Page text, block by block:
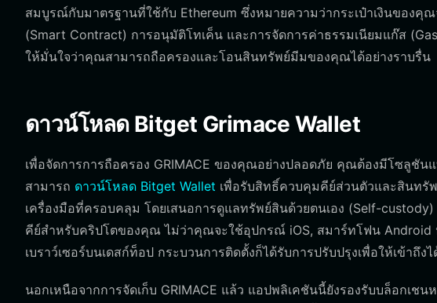
สมบูรณ์กับมาตรฐานที่ใช้กับ Ethereum ซึ่งหมายความว่ากระเป๋าเงินของ
(Smart Contract) การอนุมัติโทเค็น และการจัดการค่าธรรมเนียมแก๊ส
ให้มั่นใจว่าคุณสามารถถือครองและโอนสินทรัพย์มีมของคุณได้อย่างราบรื่น
ดาวน์โหลด Bitget Grimace Wallet
เพื่อจัดการการถือครอง GRIMACE ของคุณอย่างปลอดภัย คุณต้องมีโซลูชั
สามารถ ดาวน์โหลด Bitget Wallet เพื่อรับสิทธิ์ควบคุมคีย์ส่วนตัวและสินทรั
เครื่องมือที่ครอบคลุม โดยเสนอการดูแลทรัพย์สินด้วยตนเอง (Self-
คีย์สำหรับคริปโตของคุณ ไม่ว่าคุณจะใช้อุปกรณ์ iOS, สมาร์ทโฟน Android
เบราว์เซอร์บนเดสก์ท็อป กระบวนการติดตั้งก็ได้รับการปรับปรุงเพื่อให้เข้าถึงไ
นอกเหนือจากการจัดเก็บ GRIMACE แล้ว แอปพลิเคชันนี้ยังรองรับบล็อกเช